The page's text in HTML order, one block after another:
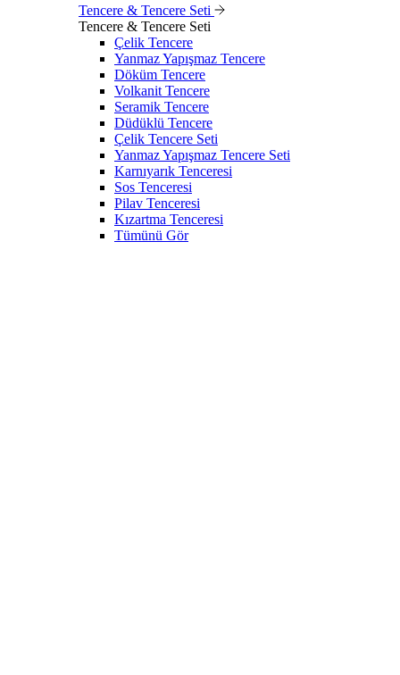
Tencere & Tencere Seti
Tencere & Tencere Seti
Çelik Tencere
Yanmaz Yapışmaz Tencere
Döküm Tencere
Volkanit Tencere
Seramik Tencere
Düdüklü Tencere
Çelik Tencere Seti
Yanmaz Yapışmaz Tencere Seti
Karnıyarık Tenceresi
Sos Tenceresi
Pilav Tenceresi
Kızartma Tenceresi
Tümünü Gör